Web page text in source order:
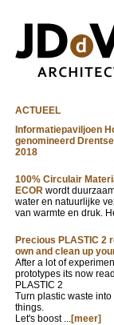
ACTUEEL
Informatiepaviljoen
genomineerd
2018
100% Circulair
ECOR wordt
water en natuurlijke
van warmte en druk.
Precious PLASTIC 2
own and clean up
After a lot of
prototypes its now
PLASTIC 2
Turn plastic waste
things.
Let's boost ...[meer]